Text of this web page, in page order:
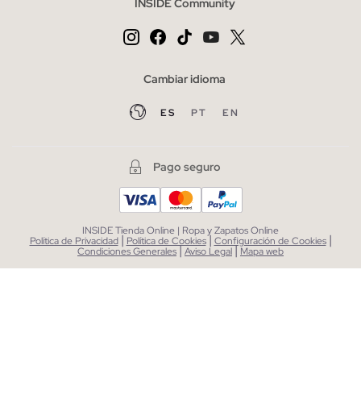
INSIDE Community
Cambiar idioma
ES PT EN
Pago seguro
INSIDE Tienda Online | Ropa y Zapatos Online
Política de Privacidad | Política de Cookies| Configuración de Cookies |
Condiciones Generales|Aviso Legal| Mapa web